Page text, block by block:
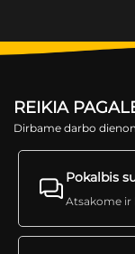
REIKIA
Dirbame darbo
Pokalbis
Atsakome ir